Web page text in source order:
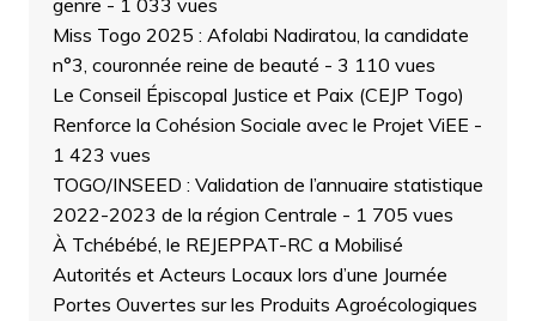
genre - 1 033 vues
Miss Togo 2025 : Afolabi Nadiratou, la candidate
n°3, couronnée reine de beauté - 3 110 vues
Le Conseil Épiscopal Justice et Paix (CEJP Togo)
Renforce la Cohésion Sociale avec le Projet ViEE -
1 423 vues
TOGO/INSEED : Validation de l’annuaire statistique
2022-2023 de la région Centrale - 1 705 vues
À Tchébébé, le REJEPPAT-RC a Mobilisé
Autorités et Acteurs Locaux lors d’une Journée
Portes Ouvertes sur les Produits Agroécologiques